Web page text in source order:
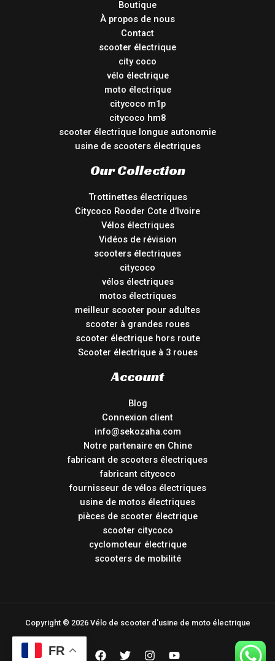
Boutique
À propos de nous
Contact
scooter électrique
city coco
vélo électrique
moto électrique
citycoco m1p
citycoco hm8
scooter électrique longue autonomie
usine de scooters électriques
Our Collection
Trottinettes électriques
Citycoco Rooder Cote d’Ivoire
Vélos électriques
Vidéos de révision
scooters électriques
citycoco
vélos électriques
motos électriques
meilleur scooter pour adultes
scooter à grandes roues
scooter électrique hors route
Scooter électrique à 3 roues
Account
Blog
Connexion client
info@sekozaha.com
Notre partenaire en Chine
fabricant de scooters électriques
fabricant citycoco
fournisseur de vélos électriques
usine de motos électriques
pièces de scooter électrique
scooter citycoco
cyclomoteur électrique
scooters de mobilité
Copyright © 2026 Vélo de scooter d'usine de moto électrique
FR